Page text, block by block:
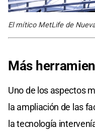
El mítico MetLife de
Más
Uno de los aspectos
la ampliación de las
la tecnología